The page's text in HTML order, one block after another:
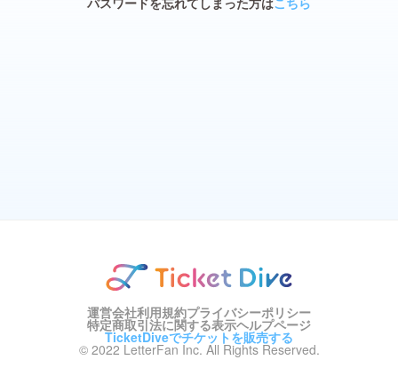
運営会社利用規約プライバシーポリシー
特定商取引法に関する表示ヘルプページ
TicketDiveでチケットを販売する
© 2022 LetterFan Inc. All Rights Reserved.